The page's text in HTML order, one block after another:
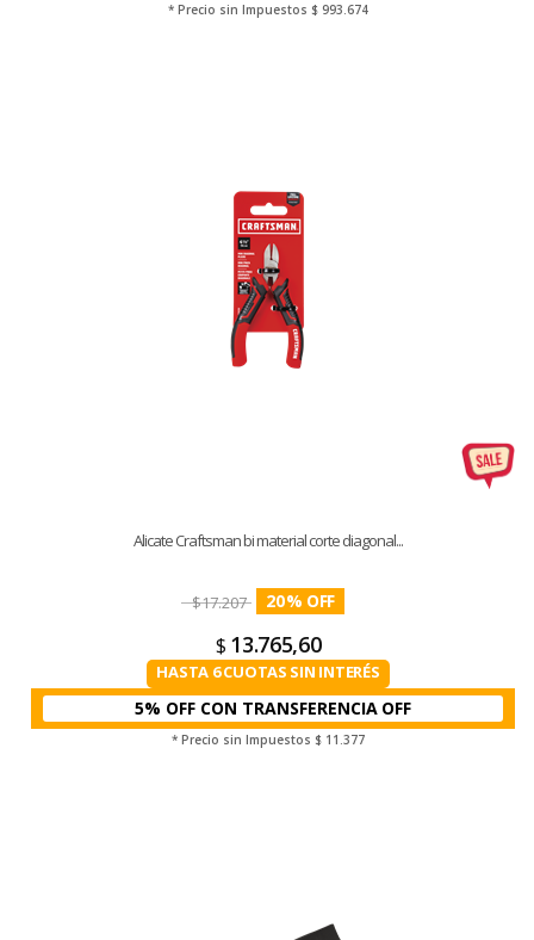
* Precio sin Impuestos $ 993.674
Alicate Craftsman bi material corte diagonal...
$17.207 20%
$ 13.765,60
HASTA 6 CUOTAS SIN INTERÉS
5% OFF CON TRANSFERENCIA
* Precio sin Impuestos $ 11.377